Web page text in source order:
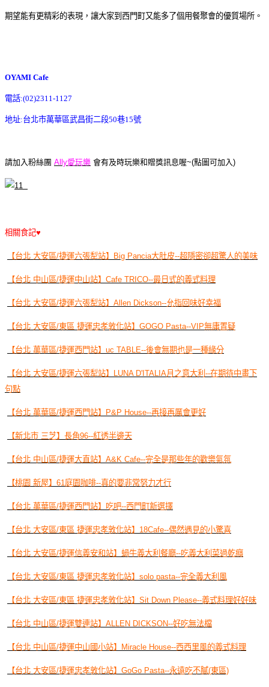
期望能有更精彩的表現，讓大家到西門町又能多了個用餐聚會的優質場所。
OYAMI Cafe
電話:(02)2311-1127
地址:台北市萬華區武昌街二段50巷15號
請加入粉絲團 Ally愛玩樂 會有及時玩樂和贈獎訊息喔~(點圖可加入)
相關食記♥
【台北 大安區/捷運六張犁站】Big Pancia大肚皮--超隱密卻超驚人的美味
【台北 中山區/捷運中山站】Cafe TRICO--最日式的義式料理
【台北 大安區/捷運六張犁站】Allen Dickson--允指回味好幸福
【台北 大安區/東區 捷運忠孝敦化站】GOGO Pasta--VIP無庸置疑
【台北 萬華區/捷運西門站】uc TABLE--後會無期也是一種緣分
【台北 大安區/捷運六張犁站】LUNA D'ITALIA月之意大利--在期待中畫下
句點
【台北 萬華區/捷運西門站】P&P House--再接再厲會更好
【新北市 三芝】長角96--紅透半邊天
【台北 中山區/捷運大直站】A&K Cafe--完全是那些年的歡樂氣氛
【桃園 新屋】61庭園咖啡--真的要非常努力才行
【台北 萬華區/捷運西門站】吃吧--西門町新選擇
【台北 大安區/東區 捷運忠孝敦化站】18Cafe--偶然遇見的小驚喜
【台北 大安區/捷運信義安和站】蝸牛義大利餐廳--吃義大利菜過乾癮
【台北 大安區/東區 捷運忠孝敦化站】solo pasta--完全義大利風
【台北 大安區/東區 捷運忠孝敦化站】Sit Down Please--義式料理好好味
【台北 中山區/捷運雙連站】ALLEN DICKSON--好吃無法檔
【台北 中山區/捷運中山國小站】Miracle House--西西里風的義式料理
【台北 大安區/捷運忠孝敦化站】GoGo Pasta--永遠吃不膩(東區)